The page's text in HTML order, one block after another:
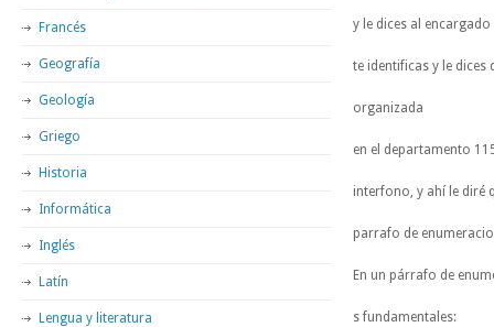
y le dices al
te identificas y le dices
organizada
en el departamento
interfono, y ahí le diré
parrafo de
En un párrafo de
s fundamentales:
Francés
Geografía
Geología
Griego
Historia
Informática
Inglés
Latín
Lengua y literatura